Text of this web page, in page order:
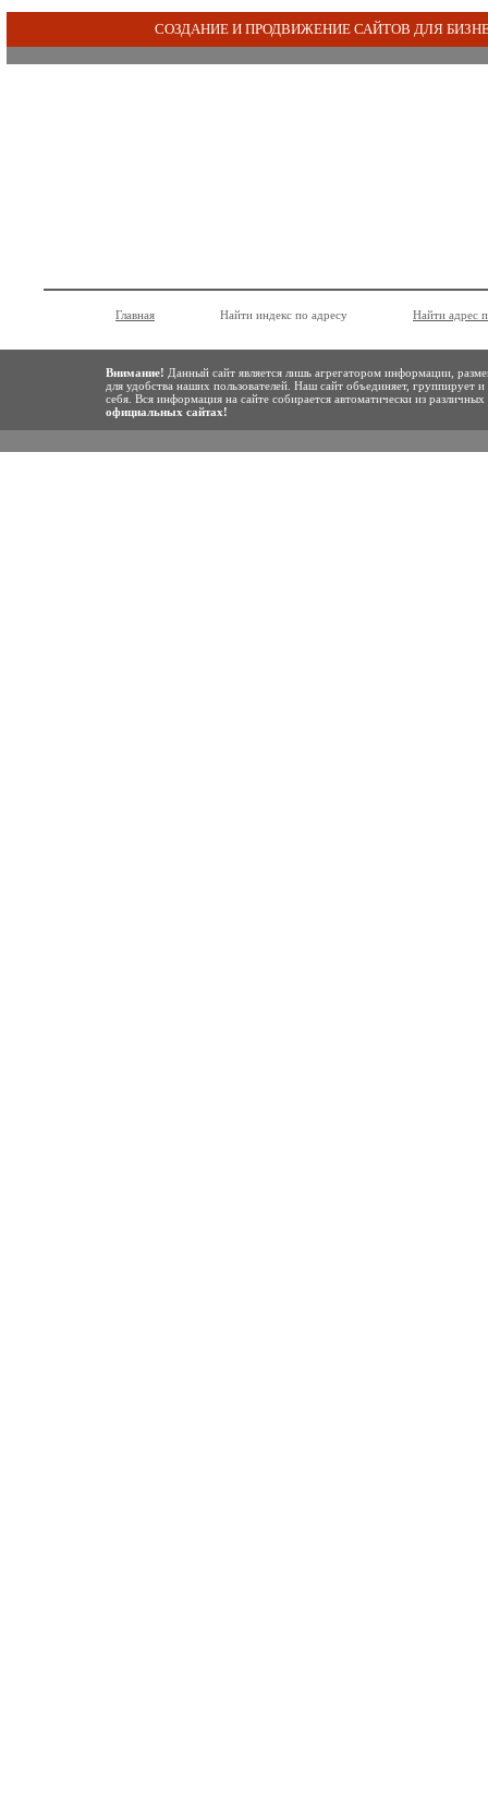
СОЗДАНИЕ И ПРОДВИЖЕНИЕ САЙТОВ ДЛЯ
Главная Найти индекс по адресу Найти адрес
Внимание! Данный сайт является лишь агрегатором информации,
для удобства наших пользователей. Наш сайт объединяет,
себя. Вся информация на сайте собирается автоматически из
официальных сайтах!